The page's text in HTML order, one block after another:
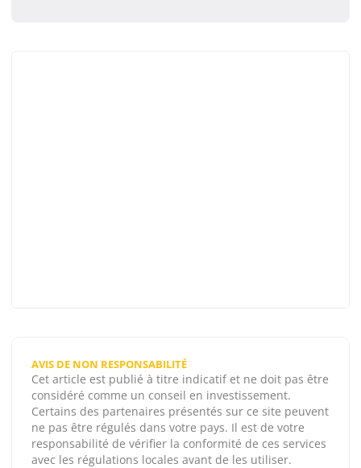
AVIS DE NON RESPONSABILITÉ
Cet article est publié à titre indicatif et ne doit pas être
considéré comme un conseil en investissement.
Certains des partenaires présentés sur ce site peuvent
ne pas être régulés dans votre pays. Il est de votre
responsabilité de vérifier la conformité de ces services
avec les régulations locales avant de les utiliser.